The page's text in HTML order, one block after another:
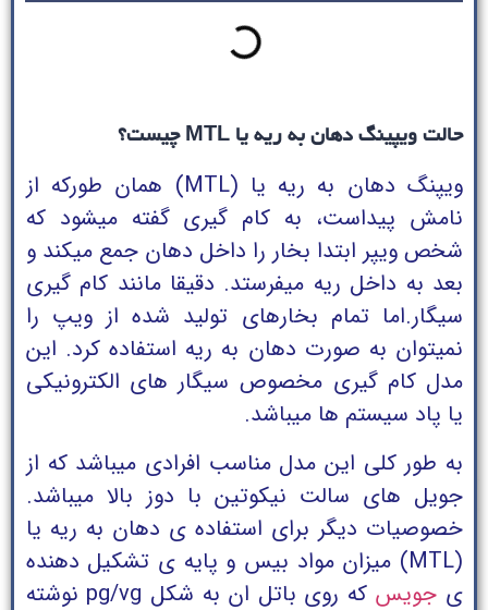
حالت ویپینگ دهان به ریه یا MTL چیست؟
ویپنگ دهان به ریه یا (MTL) همان طورکه از
نامش پیداست، به کام گیری گفته میشود که
شخص ویپر ابتدا بخار را داخل دهان جمع میکند و
بعد به داخل ریه میفرستد. دقیقا مانند کام گیری
سیگار.اما تمام بخارهای تولید شده از ویپ را
نمیتوان به صورت دهان به ریه استفاده کرد. این
مدل کام گیری مخصوص سیگار های الکترونیکی
یا پاد سیستم ها میباشد.
به طور کلی این مدل مناسب افرادی میباشد که از
جویل های سالت نیکوتین با دوز بالا میباشد.
خصوصیات دیگر برای استفاده ی دهان به ریه یا
(MTL) میزان مواد بیس و پایه ی تشکیل دهنده
ی جویس
که روی باتل ان به شکل pg/vg نوشته